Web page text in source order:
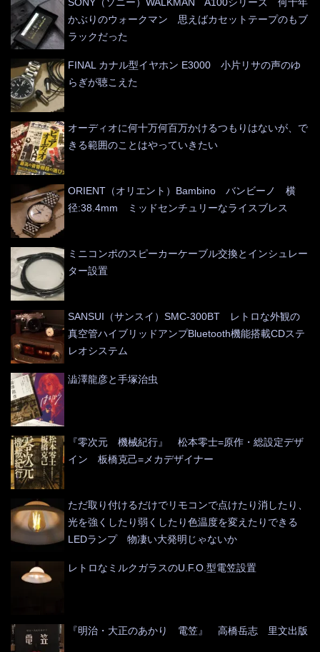
SONY（ソニー）WALKMAN A100シリーズ 何十年
かぶりのウォークマン 思えばカセットテープのもブ
ラックだった
FINAL カナル型イヤホン E3000 小片リサの声のゆ
らぎが聴こえた
オーディオに何十万何百万かけるつもりはないが、で
きる範囲のことはやっていきたい
ORIENT（オリエント）Bambino バンビーノ 横
径:38.4mm ミッドセンチュリーなライスブレス
ミニコンポのスピーカーケーブル交換とインシュレー
ター設置
SANSUI（サンスイ）SMC-300BT レトロな外観の
真空管ハイブリッドアンプBluetooth機能搭載CDステ
レオシステム
澁澤龍彦と手塚治虫
『零次元 機械紀行』 松本零士=原作・総設定デザ
イン 板橋克己=メカデザイナー
ただ取り付けるだけでリモコンで点けたり消したり、
光を強くしたり弱くしたり色温度を変えたりできる
LEDランプ 物凄い大発明じゃないか
レトロなミルクガラスのU.F.O.型電笠設置
『明治・大正のあかり 電笠』 高橋岳志 里文出版